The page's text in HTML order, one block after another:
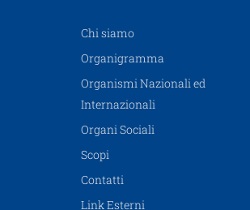
Chi siamo
Organigramma
Organismi Nazionali ed
Internazionali
Organi Sociali
Scopi
Contatti
Link Esterni